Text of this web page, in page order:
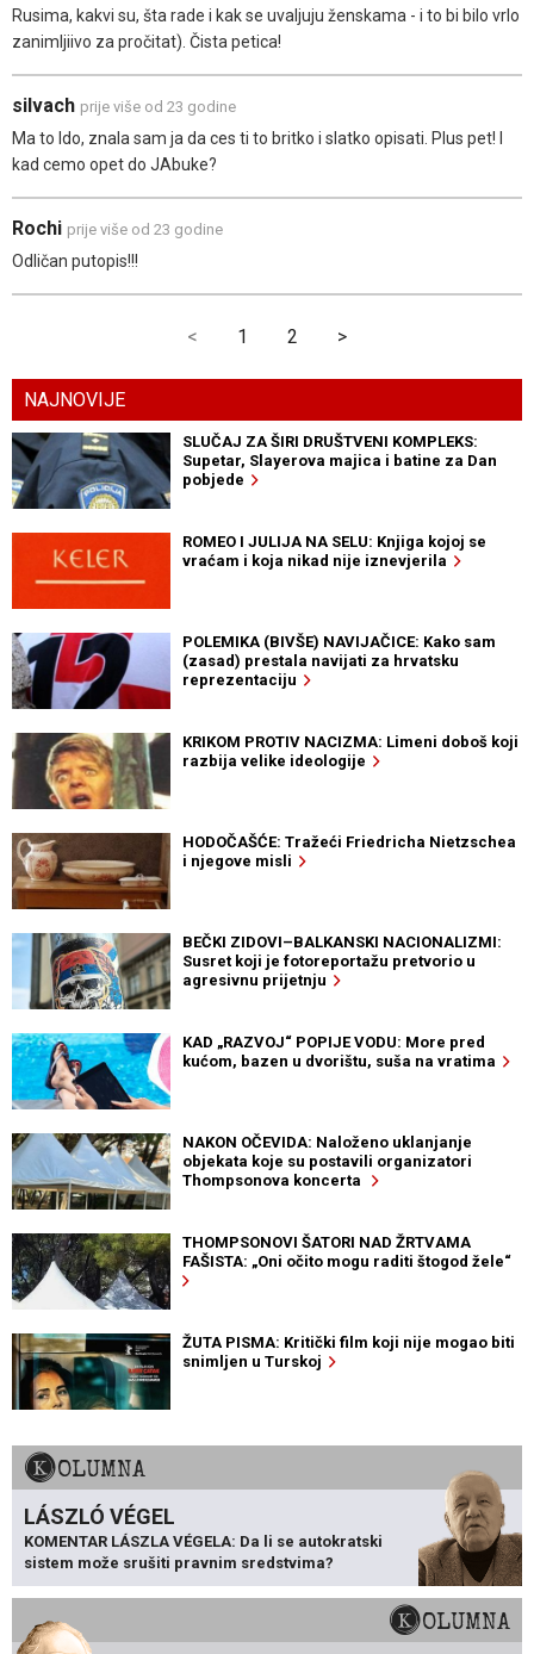
Rusima, kakvi su, šta rade i kak se uvaljuju ženskama - i to bi bilo vrlo
zanimljiivo za pročitat). Čista petica!
silvach prije više od 23 godine
Ma to Ido, znala sam ja da ces ti to britko i slatko opisati. Plus pet! I
kad cemo opet do JAbuke?
Rochi prije više od 23 godine
Odličan putopis!!!
< 1 2 >
NAJNOVIJE
SLUČAJ ZA ŠIRI DRUŠTVENI KOMPLEKS:
Supetar, Slayerova majica i batine za Dan
pobjede
ROMEO I JULIJA NA SELU: Knjiga kojoj se
vraćam i koja nikad nije iznevjerila
POLEMIKA (BIVŠE) NAVIJAČICE: Kako sam
(zasad) prestala navijati za hrvatsku
reprezentaciju
KRIKOM PROTIV NACIZMA: Limeni doboš koji
razbija velike ideologije
HODOČAŠĆE: Tražeći Friedricha Nietzschea
i njegove misli
BEČKI ZIDOVI–BALKANSKI NACIONALIZMI:
Susret koji je fotoreportažu pretvorio u
agresivnu prijetnju
KAD „RAZVOJ“ POPIJE VODU: More pred
kućom, bazen u dvorištu, suša na vratima
NAKON OČEVIDA: Naloženo uklanjanje
objekata koje su postavili organizatori
Thompsonova koncerta
THOMPSONOVI ŠATORI NAD ŽRTVAMA
FAŠISTA: „Oni očito mogu raditi štogod žele“
ŽUTA PISMA: Kritički film koji nije mogao biti
snimljen u Turskoj
KOLUMNA
LÁSZLÓ VÉGEL
KOMENTAR LÁSZLA VÉGELA: Da li se autokratski
sistem može srušiti pravnim sredstvima?
KOLUMNA